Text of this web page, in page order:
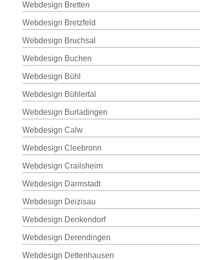
Webdesign Bretten
Webdesign Bretzfeld
Webdesign Bruchsal
Webdesign Buchen
Webdesign Bühl
Webdesign Bühlertal
Webdesign Burladingen
Webdesign Calw
Webdesign Cleebronn
Webdesign Crailsheim
Webdesign Darmstadt
Webdesign Deizisau
Webdesign Denkendorf
Webdesign Derendingen
Webdesign Dettenhausen